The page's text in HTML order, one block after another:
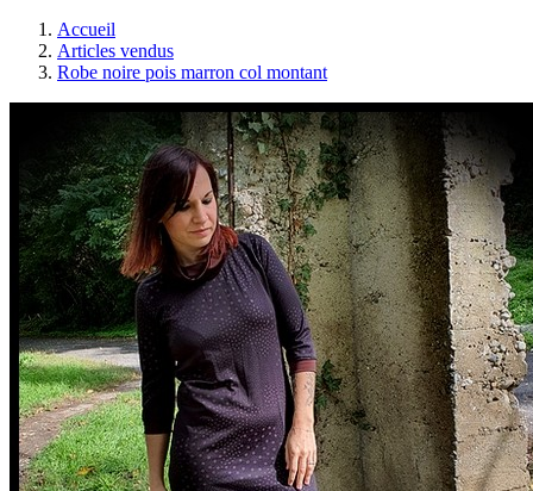
Accueil
Articles vendus
Robe noire pois marron col montant